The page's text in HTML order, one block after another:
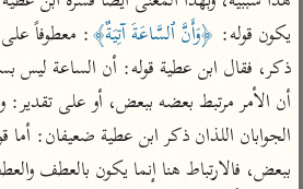
Type 1 or more
characters for results.
أمّهات
تفسير الطبري
تفسير ابن كثير
تفسير القرطبي
تفسير البغوي
عامّة
فتح البيان للقنوجي
فتح القدير
تفسير ابن جزي
يكون قوله: ﴿وَأَنَّ ٱلسَّاعَةَ آتِيَةٌ﴾